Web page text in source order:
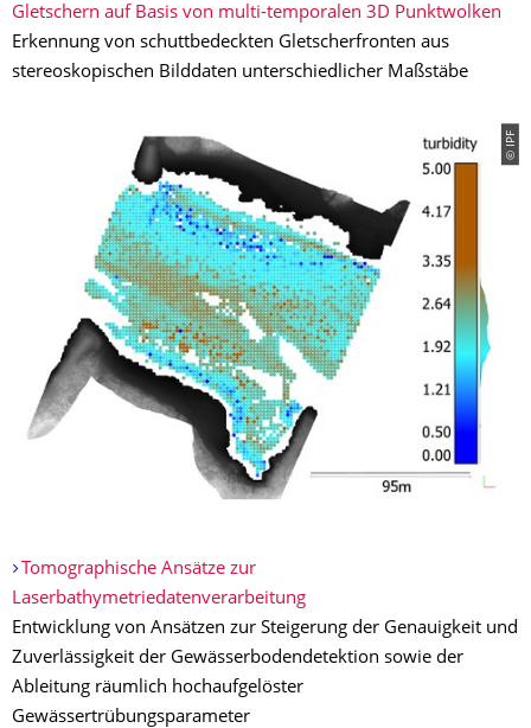
Gletschern auf Basis von multi-temporalen 3D Punktwolken
Erkennung von schuttbedeckten Gletscherfronten aus
stereoskopischen Bilddaten unterschiedlicher Maßstäbe
© IPF
Tomographische Ansätze zur
Laserbathymetriedatenverarbeitung
Entwicklung von Ansätzen zur Steigerung der Genauigkeit und
Zuverlässigkeit der Gewässerbodendetektion sowie der
Ableitung räumlich hochaufgelöster
Gewässertrübungsparameter